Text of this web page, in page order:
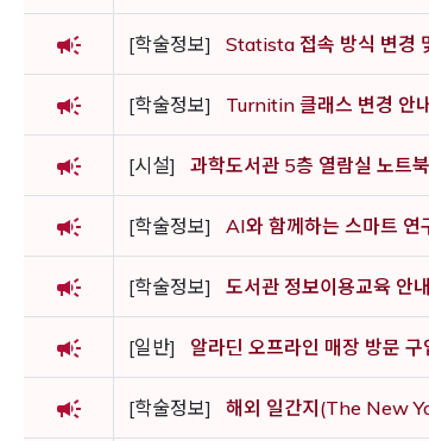
campaign [학술정보] Statista 접속 방식 변경
campaign [학술정보] Turnitin 클래스 변경 안내
campaign [시설] 과학도서관 5층 열람실 노트
campaign [학술정보] AI와 함께하는 스마트
campaign [학술정보] 도서관 정보이용교육 안내
campaign [일반] 알라딘 오프라인 매장 방문 구
campaign [학술정보] 해외 일간지(The New